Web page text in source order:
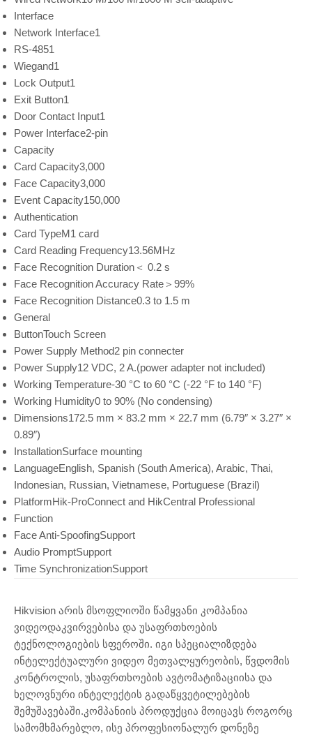
Interface
Network Interface1
RS-4851
Wiegand1
Lock Output1
Exit Button1
Door Contact Input1
Power Interface2-pin
Capacity
Card Capacity3,000
Face Capacity3,000
Event Capacity150,000
Authentication
Card TypeM1 card
Card Reading Frequency13.56MHz
Face Recognition Duration ＜ 0.2 s
Face Recognition Accuracy Rate＞99%
Face Recognition Distance0.3 to 1.5 m
General
ButtonTouch Screen
Power Supply Method2 pin connecter
Power Supply12 VDC, 2 A.(power adapter not included)
Working Temperature-30 °C to 60 °C (-22 °F to 140 °F)
Working Humidity0 to 90% (No condensing)
Dimensions172.5 mm × 83.2 mm × 22.7 mm (6.79″ × 3.27″ ×
0.89″)
InstallationSurface mounting
LanguageEnglish, Spanish (South America), Arabic, Thai,
Indonesian, Russian, Vietnamese, Portuguese (Brazil)
PlatformHik-ProConnect and HikCentral Professional
Function
Face Anti-SpoofingSupport
Audio PromptSupport
Time SynchronizationSupport
Hikvision არის მსოფლიოში წამყვანი კომპანია
ვიდეოდაკვირვებისა და უსაფრთხოების
ტექნოლოგიების სფეროში. იგი სპეციალიზდება
ინტელექტუალური ვიდეო მეთვალყურეობის, წვდომის
კონტროლის, უსაფრთხოების ავტომატიზაციისა და
ხელოვნური ინტელექტის გადაწყვეტილებების
შემუშავებაში.კომპანიის პროდუქცია მოიცავს როგორც
სამომხმარებლო, ისე პროფესიონალურ დონეზე